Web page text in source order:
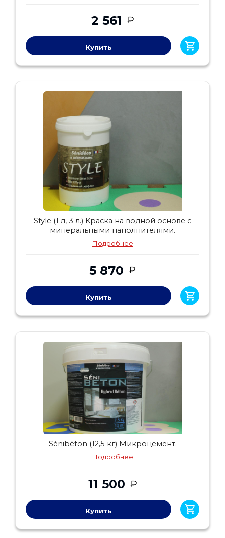
2 561 ₽
Купить
Style (1 л, 3 л.) Краска на водной основе с
минеральными наполнителями.
Подробнее
5 870 ₽
Купить
Sénibéton (12,5 кг) Микроцемент.
Подробнее
11 500 ₽
Купить